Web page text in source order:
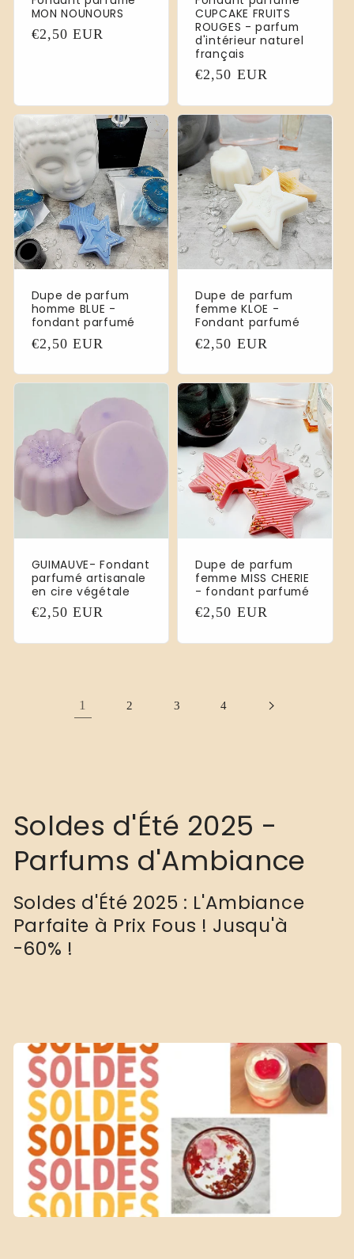
MON NOUNOURS
Prix
€2,50 EUR
CUPCAKE FRUITS
ROUGES - parfum
d'intérieur naturel
français
Prix
€2,50 EUR
Dupe de parfum
homme BLUE -
fondant parfumé
Prix
€2,50 EUR
Dupe de parfum
femme KLOE -
Fondant parfumé
Prix
€2,50 EUR
GUIMAUVE- Fondant
parfumé artisanale
en cire végétale
Prix
€2,50 EUR
Dupe de parfum
femme MISS CHERIE
- fondant parfumé
Prix
€2,50 EUR
1 2 3 4
C
o
l
l
e
t
o
n
Soldes d'Été 2025 -
Parfums d'Ambiance
Soldes d'Été 2025 : L'Ambiance
Parfaite à Prix Fous ! Jusqu'à
-60% !